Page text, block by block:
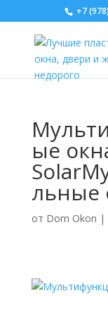
+7
ые
льные
от Dom Okon |